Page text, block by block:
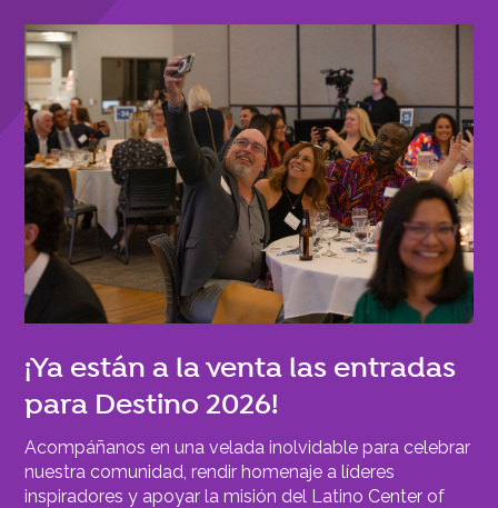
¡Ya están a la venta las entradas
para Destino 2026!
Acompáñanos en una velada inolvidable para celebrar
nuestra comunidad, rendir homenaje a líderes
inspiradores y apoyar la misión del Latino Center of